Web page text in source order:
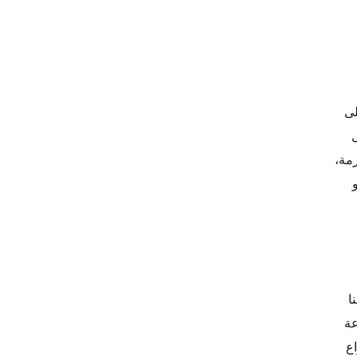
معنا في أي وقت على مدار 24 ساعة